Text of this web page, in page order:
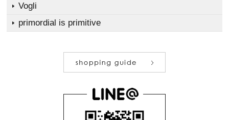
Vogli
primordial is primitive